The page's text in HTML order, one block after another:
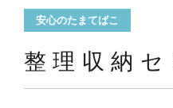
安心のたまてばこ
整理収納